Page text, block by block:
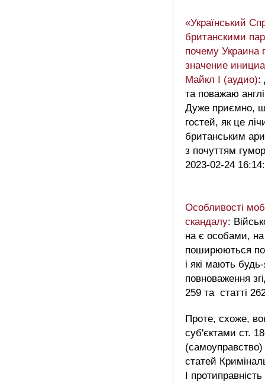
«Український
британскими
почему Украина
значение
Майкл I (аудио):
та поважаю
Дуже приємно,
гостей, як це
британським
з почуттям
2023-02-24
Особливості
скандалу:
на є особами,
поширюються
і які мають будь-
повноваження
259 та статті
Проте, схоже,
суб'єктами ст.
статей
І протиправність